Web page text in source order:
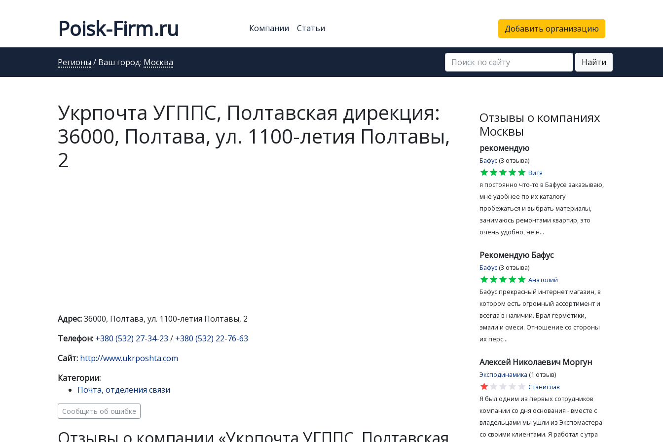
Poisk-Firm.ru Компании Статьи Добавить организацию
Регионы / Ваш город: Москва Найти
Укрпочта УГППС, Полтавская дирекция:
36000, Полтава, ул. 1100-летия Полтавы,
2
Адрес:36000, Полтава, ул. 1100-летия Полтавы, 2
Телефон: +380 (532) 27-34-23 / +380 (532) 22-76-63
Сайт: http://www.ukrposhta.com
Категории:
Почта, отделения связи
Сообщить об ошибке
Отзывы о компаниях
Москвы
рекомендую
Бафус (3 отзыва)
star
star
star
star
star
Витя
я постоянно что-то в Бафусе заказываю,
мне удобнее по их каталогу
пробежаться и выбрать материалы,
занимаюсь ремонтами квартир, это
очень удобно, не н...
Рекомендую Бафус
Бафус (3 отзыва)
star
star
star
star
star
Анатолий
Бафус прекрасный интернет магазин, в
котором есть огромный ассортимент и
всегда в наличии. Брал герметики,
эмали и смеси. Отношение со стороны
их перс...
Алексей Николаевич Моргун
Эксподинамика (1 отзыв)
star
star
star
star
star
Станислав
Я был одним из первых сотрудников
компании со дня основания - вместе с
владельцами мы ушли из Экспомастера
со своими клиентами. Я работал с утра